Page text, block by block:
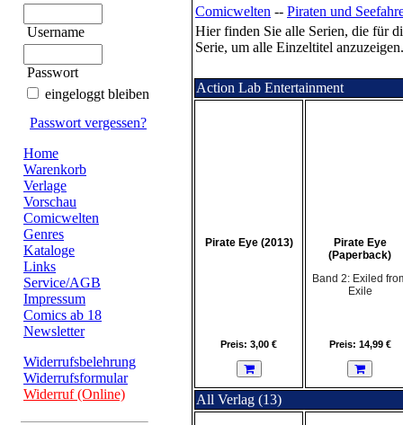
Username
Passwort
eingeloggt bleiben
Passwort vergessen?
Home
Warenkorb
Verlage
Vorschau
Comicwelten
Genres
Kataloge
Links
Service/AGB
Impressum
Comics ab 18
Newsletter
Widerrufsbelehrung
Widerrufsformular
Widerruf (Online)
Comicwelten -- Piraten und
Hier finden Sie alle Serien, die für
Serie, um alle Einzeltitel anzuzeigen.
Action Lab Entertainment
Pirate Eye (2013)
Preis: 3,00 €
Pirate Eye
(Paperback)
Band 2: Exiled
Exile
Preis: 14,99 €
All Verlag (13)